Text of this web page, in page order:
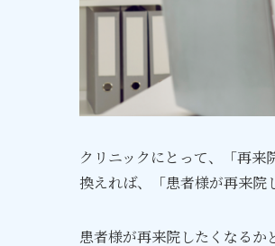
クリニックにとって、「再
換えれば、「患者様が再来院
患者様が再来院したくなる